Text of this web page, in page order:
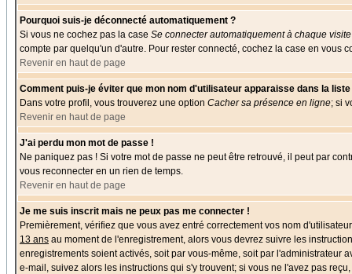
Pourquoi suis-je déconnecté automatiquement ?
Si vous ne cochez pas la case Se connecter automatiquement à chaque visite
compte par quelqu'un d'autre. Pour rester connecté, cochez la case en vous
Revenir en haut de page
Comment puis-je éviter que mon nom d'utilisateur apparaisse dans la
Dans votre profil, vous trouverez une option Cacher sa présence en ligne; si
Revenir en haut de page
J'ai perdu mon mot de passe !
Ne paniquez pas ! Si votre mot de passe ne peut être retrouvé, il peut par
vous reconnecter en un rien de temps.
Revenir en haut de page
Je me suis inscrit mais ne peux pas me connecter !
Premièrement, vérifiez que vous avez entré correctement vos nom
13 ans au moment de l'enregistrement, alors vous devrez suivre les
enregistrements soient activés, soit par vous-même, soit par l'administrateur
e-mail, suivez alors les instructions qui s'y trouvent; si vous ne l'avez pas